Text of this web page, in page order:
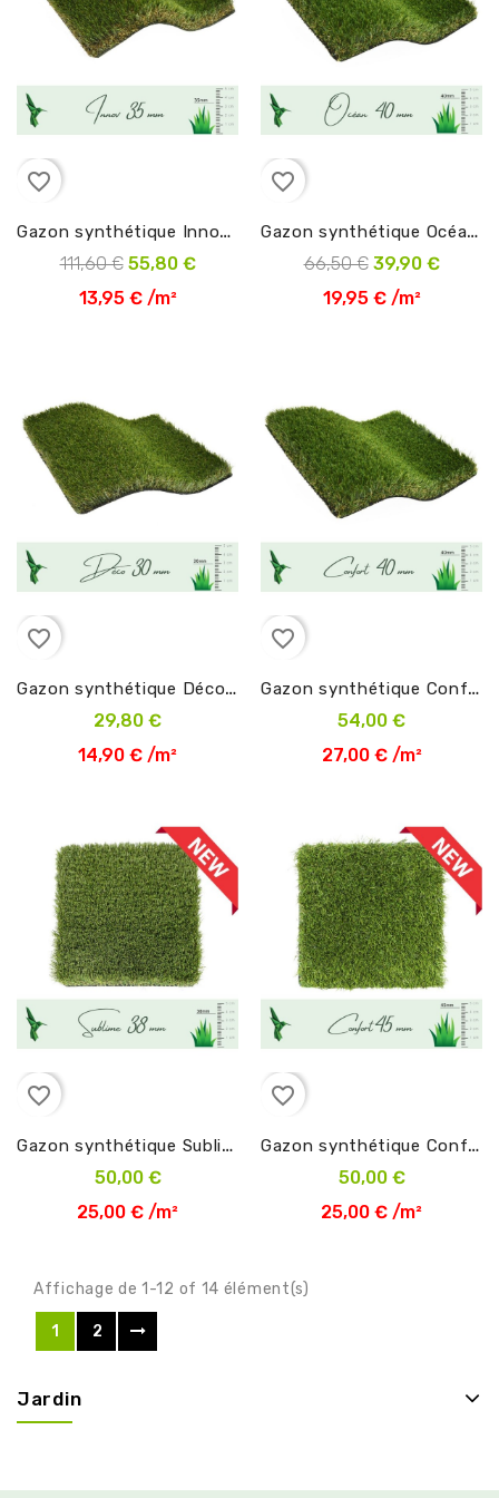
favorite_border
G
azon synthétique Innov 35 mm en 4m
111,60 € 55,80 €
13,95 € /m²
favorite_border
G
azon synthétique Océan 40 mm en 2m
66,50 € 39,90 €
19,95 € /m²
favorite_border
G
azon synthétique Déco 30 mm en 2m
29,80 €
14,90 € /m²
favorite_border
G
azon synthétique Confort 40 mm en 2m
54,00 €
27,00 € /m²
favorite_border
G
azon synthétique Sublime 38 mm en 2m
50,00 €
25,00 € /m²
favorite_border
G
azon synthétique Confort 45 mm en 2m
50,00 €
25,00 € /m²
Affichage de 1-12 of 14 élément(s)
1 2
Jardin